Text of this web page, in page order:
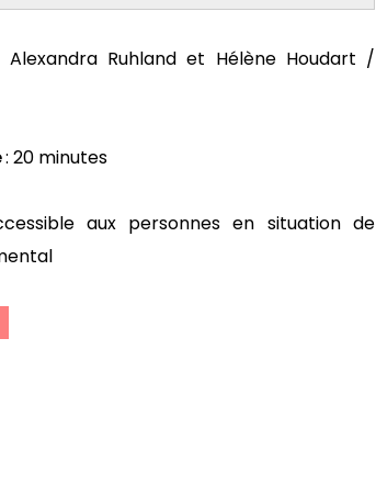
Alexandra Ruhland et Hélène Houdart /
: 20 minutes
aux personnes en situation de